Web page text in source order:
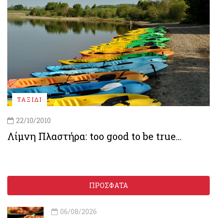
ΤΑΞΙΔΙ
22/10/2010
Λίμνη Πλαστήρα: too good to be true...
ΠΡΟΣΦΑΤΑ
06/08/2026